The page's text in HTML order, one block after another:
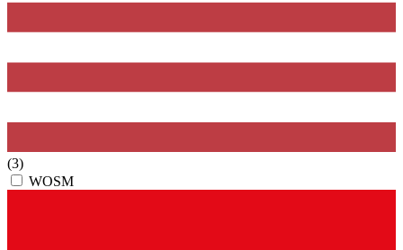
(3)
WOSM